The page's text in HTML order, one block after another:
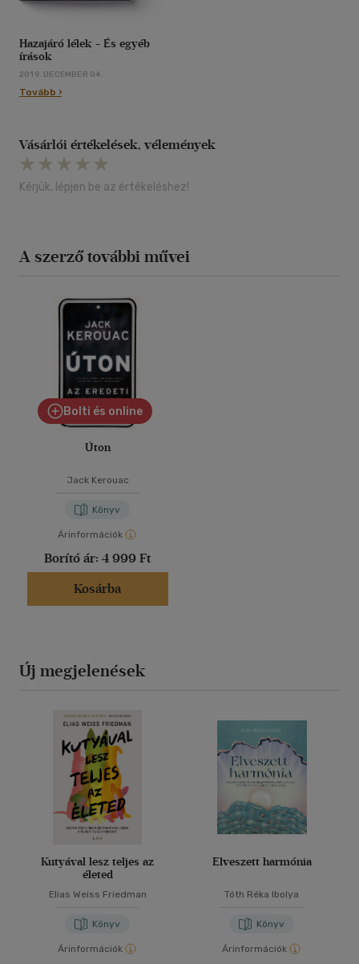
Hazajáró lélek - És egyéb
írások
2019. DECEMBER 04.
Tovább ›
Vásárlói értékelések, vélemények
Kérjük, lépjen be az értékeléshez!
A szerző további művei
Bolti és online
Úton
Jack Kerouac
Könyv
Árinformációk
Borító ár: 4 999 Ft
Kosárba
Új megjelenések
Kutyával lesz teljes az
életed
Elias Weiss Friedman
Könyv
Árinformációk
Elveszett harmónia
Tóth Réka Ibolya
Könyv
Árinformációk